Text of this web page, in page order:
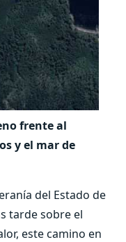
frente al
y el mar de
del Estado de
tarde sobre el
este camino en